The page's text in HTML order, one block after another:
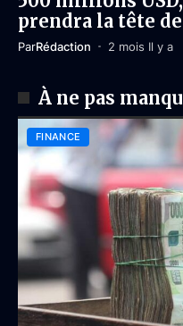
prendra la tête
ParRédaction 2 mois Il y a
À ne pas
FINANCE